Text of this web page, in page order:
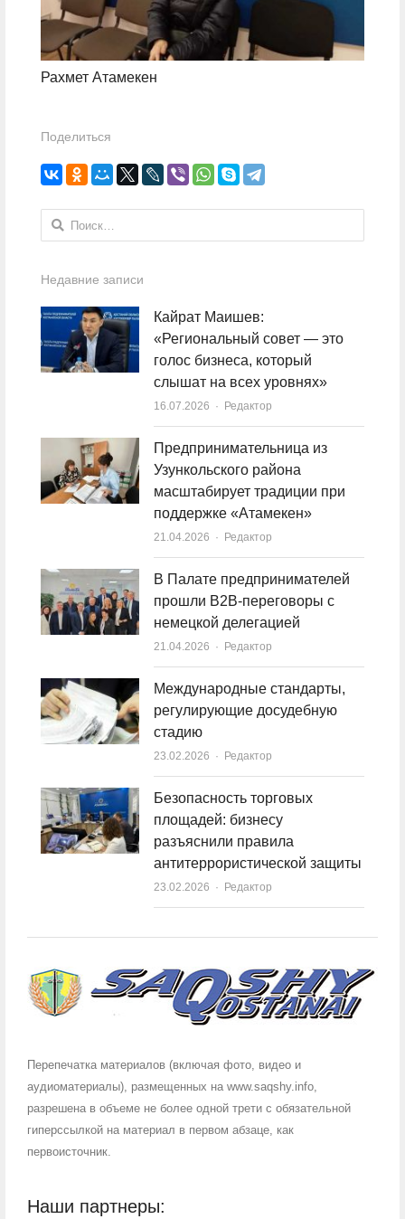
Рахмет Атамекен
Поделиться
Найти:
Недавние записи
Кайрат Маишев:
«Региональный совет — это
голос бизнеса, который
слышат на всех уровнях»
16.07.2026 Author
Редактор
Предпринимательница из
Узункольского района
масштабирует традиции при
поддержке «Атамекен»
21.04.2026 Author
Редактор
В Палате предпринимателей
прошли B2B-переговоры с
немецкой делегацией
21.04.2026 Author
Редактор
Международные стандарты,
регулирующие досудебную
стадию
23.02.2026 Author
Редактор
Безопасность торговых
площадей: бизнесу
разъяснили правила
антитеррористической защиты
23.02.2026 Author
Редактор
Перепечатка материалов (включая фото, видео и
аудиоматериалы), размещенных на www.saqshy.info,
разрешена в объеме не более одной трети с обязательной
гиперссылкой на материал в первом абзаце, как
первоисточник.
Наши партнеры: